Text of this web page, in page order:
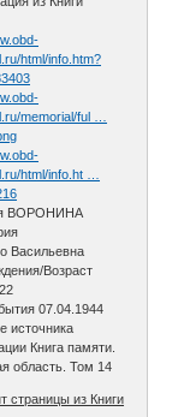
html/info.htm?
memorial/ful …
html/info.ht …
ВОРОНИНА
Васильевна
Возраст
07.04.1944
источника
Книга памяти.
область. Том 14
страницы из Книги